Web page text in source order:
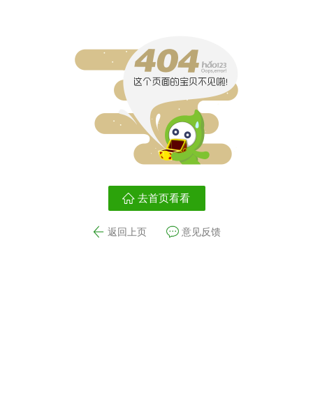
去首页看看
返回上页 意见反馈